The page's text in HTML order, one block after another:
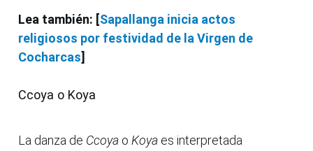
Lea también: [Sapallanga inicia actos
religiosos por festividad de la Virgen de
Cocharcas]
Ccoya o Koya
La danza de Ccoya o Koya es interpretada